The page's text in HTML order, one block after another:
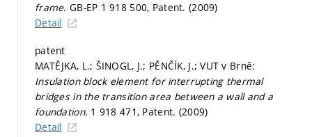
frame. GB-EP 1 918 500, Patent. (2009)
Detail
patent
MATĚJKA, L.; ŠINOGL, J.; PĚNČÍK, J.; VUT v Brně:
Insulation block element for interrupting thermal
bridges in the transition area between a wall and a
foundation. 1 918 471, Patent. (2009)
Detail